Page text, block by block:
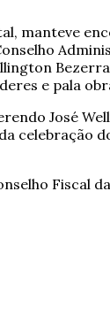
manteve
e pala
José
celebração
Fiscal